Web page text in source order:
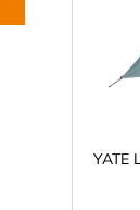
YATE